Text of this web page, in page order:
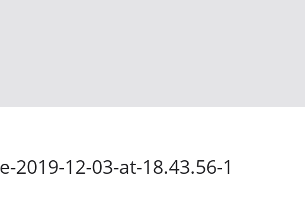
2019-12-03-at-18.43.56-1